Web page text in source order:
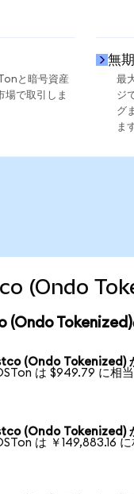
と暗号資産
場で取引しま
無
最
ジ
グ
ま
(Ondo
(Ondo
(Ondo Tokenized)
は $949.79 に相当
(Ondo Tokenized)
は ￥149,883.16 に